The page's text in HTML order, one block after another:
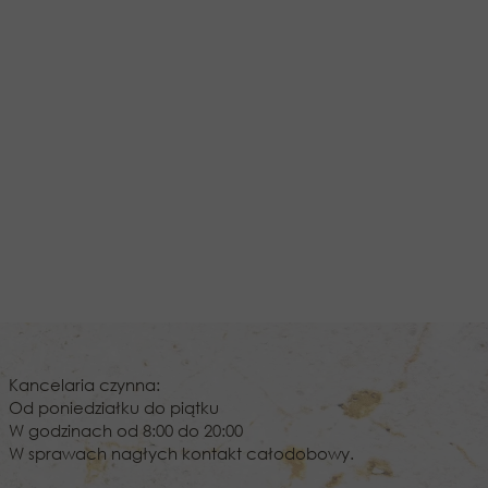
Kancelaria czynna:
Od poniedziałku do piątku
W godzinach od 8:00 do 20:00
W sprawach nagłych kontakt całodobowy.